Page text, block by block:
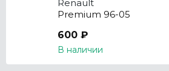
Renault
Premium 96-05
600 ₽
В наличии